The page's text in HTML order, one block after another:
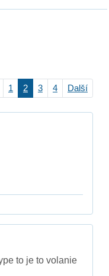
1 2 3 4 Další
to je to volanie